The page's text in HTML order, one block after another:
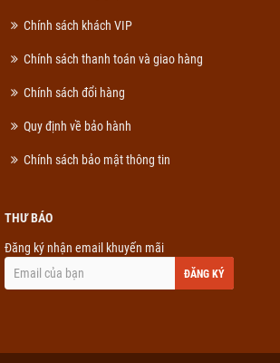
Chính sách khách VIP
Chính sách thanh toán và giao hàng
Chính sách đổi hàng
Quy định về bảo hành
Chính sách bảo mật thông tin
THƯ BÁO
Đăng ký nhận email khuyến mãi
ĐĂNG KÝ